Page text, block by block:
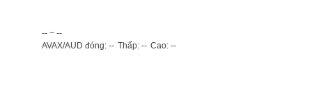
-- ~ --
AVAX/AUD đóng: -- Thấp: -- Cao: --